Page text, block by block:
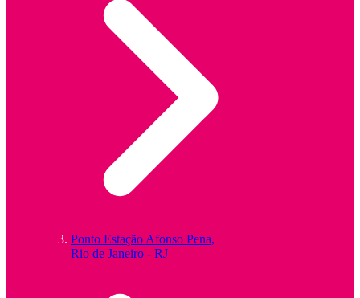
Ponto Estação Afonso Pena,
Rio de Janeiro - RJ